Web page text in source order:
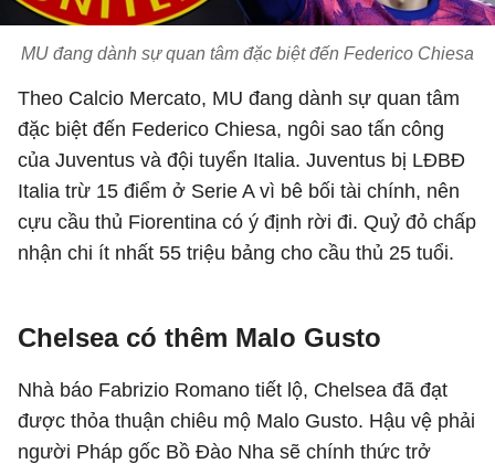
MU đang dành sự quan tâm đặc biệt đến Federico Chiesa
Theo Calcio Mercato, MU đang dành sự quan tâm
đặc biệt đến Federico Chiesa, ngôi sao tấn công
của Juventus và đội tuyển Italia. Juventus bị LĐBĐ
Italia trừ 15 điểm ở Serie A vì bê bối tài chính, nên
cựu cầu thủ Fiorentina có ý định rời đi. Quỷ đỏ chấp
nhận chi ít nhất 55 triệu bảng cho cầu thủ 25 tuổi.
Chelsea có thêm Malo Gusto
Nhà báo Fabrizio Romano tiết lộ, Chelsea đã đạt
được thỏa thuận chiêu mộ Malo Gusto. Hậu vệ phải
người Pháp gốc Bồ Đào Nha sẽ chính thức trở